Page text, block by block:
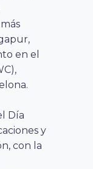
en el
Día
y
con la